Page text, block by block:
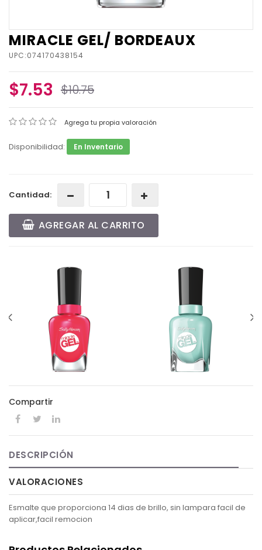
MIRACLE GEL/ BORDEAUX
UPC:074170438154
$7.53 $10.75
Agrega tu propia valoración
Disponibilidad: En Inventario
Cantidad:
AGREGAR AL CARRITO
Compartir
DESCRIPCIÓN
VALORACIONES
Esmalte que proporciona 14 dias de brillo, sin lampara facil de
aplicar,facil remocion